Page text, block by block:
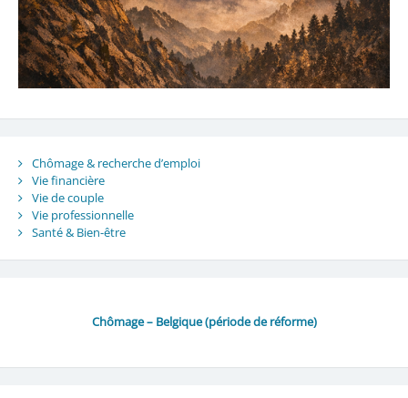
Chômage & recherche d’emploi
Vie financière
Vie de couple
Vie professionnelle
Santé & Bien-être
Chômage – Belgique (période de réforme)